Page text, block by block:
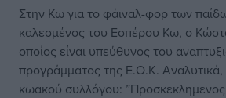
Στην Κω για το φάιναλ-φορ των
καλεσμένος του Εσπέρου Κω, ο
οποίος είναι υπεύθυνος του
προγράμματος της Ε.Ο.Κ.
κωακού συλλόγου: